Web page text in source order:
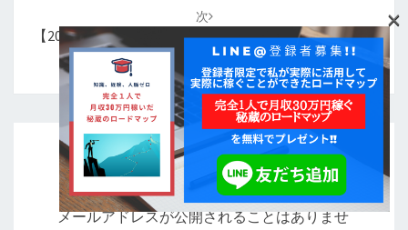
次
【2021年最新!!】簡単に思い通りの画像を作成できる
画像編集ソフト 4選
コメントを残す
メールアドレスが公開されることはありませ
×